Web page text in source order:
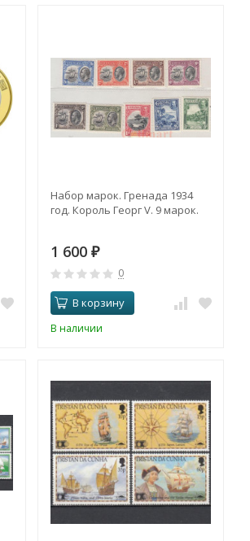
Набор марок. Гренада 1934
год. Король Георг V. 9 марок.
1 600₽
0
В корзину
В наличии